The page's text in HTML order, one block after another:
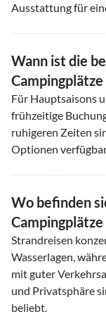
Ausstattung für
Wann ist die
Campingplätze
Für Hauptsaisons
frühzeitige
ruhigeren Zeiten
Optionen
Wo befinden
Strandreisen
Wasserlagen,
mit guter
und Privatsphäre
beliebt.